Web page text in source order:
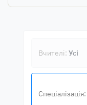
Вчителі: Усі
Спеціалізація: